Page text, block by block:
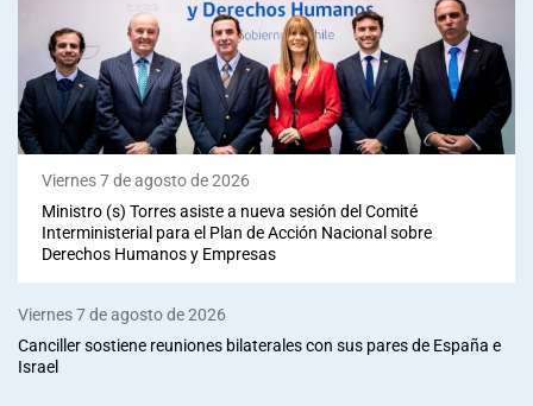
Viernes 7 de agosto de 2026
Ministro (s) Torres asiste a nueva sesión del Comité
Interministerial para el Plan de Acción Nacional sobre
Derechos Humanos y Empresas
Viernes 7 de agosto de 2026
Canciller sostiene reuniones bilaterales con sus pares de España e
Israel